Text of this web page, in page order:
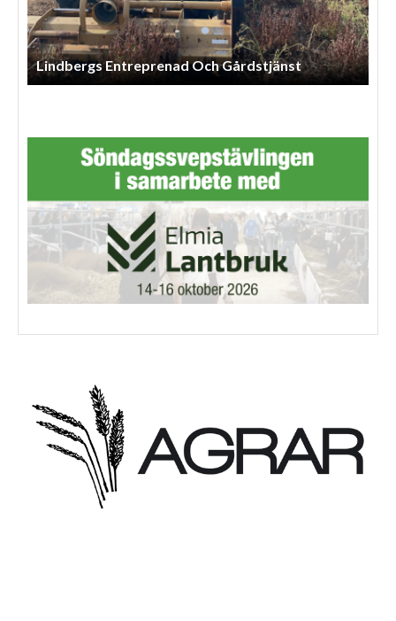
Lindbergs Entreprenad Och Gårdstjänst